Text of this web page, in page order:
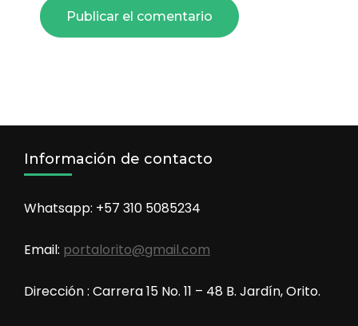
Información de contacto
Whatsapp: +57 310 5085234
Email: portalorito@gmail.com
Dirección : Carrera 15 No. 11 – 48 B. Jardín, Orito.